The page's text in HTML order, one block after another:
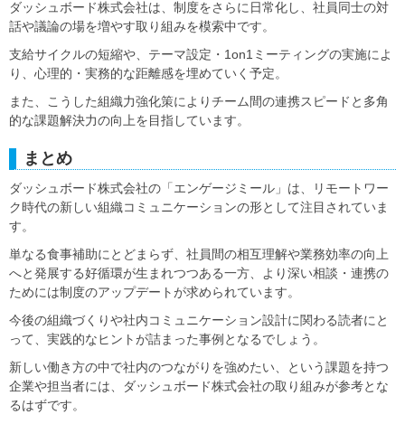
ダッシュボード株式会社は、制度をさらに日常化し、社員同士の対
話や議論の場を増やす取り組みを模索中です。
支給サイクルの短縮や、テーマ設定・1on1ミーティングの実施によ
り、心理的・実務的な距離感を埋めていく予定。
また、こうした組織力強化策によりチーム間の連携スピードと多角
的な課題解決力の向上を目指しています。
まとめ
ダッシュボード株式会社の「エンゲージミール」は、リモートワー
ク時代の新しい組織コミュニケーションの形として注目されていま
す。
単なる食事補助にとどまらず、社員間の相互理解や業務効率の向上
へと発展する好循環が生まれつつある一方、より深い相談・連携の
ためには制度のアップデートが求められています。
今後の組織づくりや社内コミュニケーション設計に関わる読者にと
って、実践的なヒントが詰まった事例となるでしょう。
新しい働き方の中で社内のつながりを強めたい、という課題を持つ
企業や担当者には、ダッシュボード株式会社の取り組みが参考とな
るはずです。